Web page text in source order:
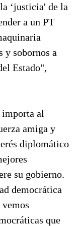
‘justicia' de la
a un PT
y sobornos a
Estado",
importa al
amiga y
diplomático
su gobierno.
democrática
que